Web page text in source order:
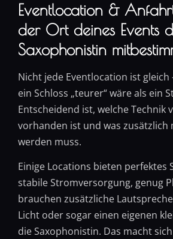
Eventlocation &
der Ort deines Events
Saxophonistin
Nicht jede Eventlocation ist gleich
ein Schloss „teurer“ wäre als ein
Entscheidend ist, welche Technik
vorhanden ist und was zusätzlich
werden muss.
Einige Locations bieten perfektes
stabile Stromversorgung, genug
brauchen zusätzliche
Licht oder sogar einen eigenen
die Saxophonistin. Das macht